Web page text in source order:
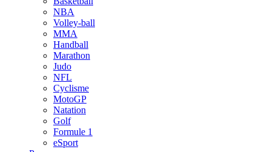
NBA
Volley-ball
MMA
Handball
Marathon
Judo
NFL
Cyclisme
MotoGP
Natation
Golf
Formule 1
eSport